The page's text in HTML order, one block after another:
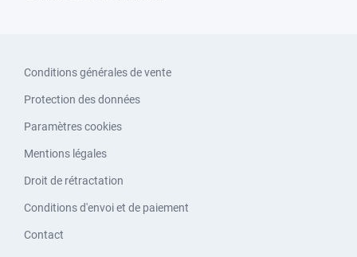
Conditions générales de vente
Protection des données
Paramètres cookies
Mentions légales
Droit de rétractation
Conditions d'envoi et de paiement
Contact